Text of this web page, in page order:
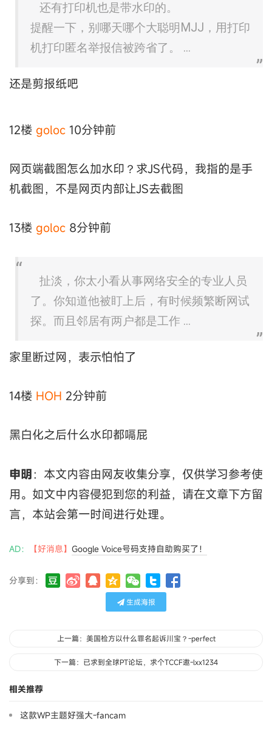
还有打印机也是带水印的。
提醒一下，别哪天哪个大聪明MJJ，用打印
机打印匿名举报信被跨省了。 ...
还是剪报纸吧
12楼 goloc 10分钟前
网页端截图怎么加水印？求JS代码，我指的是手
机截图，不是网页内部让JS去截图
13楼 goloc 8分钟前
扯淡，你太小看从事网络安全的专业人员
了。你知道他被盯上后，有时候频繁断网试
探。而且邻居有两户都是工作 ...
家里断过网，表示怕怕了
14楼 HOH 2分钟前
黑白化之后什么水印都嗝屁
申明：本文内容由网友收集分享，仅供学习参考使
用。如文中内容侵犯到您的利益，请在文章下方留
言，本站会第一时间进行处理。
AD： 【好消息】 Google Voice号码支持自助购买了！
分享到：
生成海报
上一篇：美国检方以什么罪名起诉川宝？-perfect
下一篇：已求到全球PT论坛，求个TCCF邀-lxx1234
相关推荐
这款WP主题好强大-fancam